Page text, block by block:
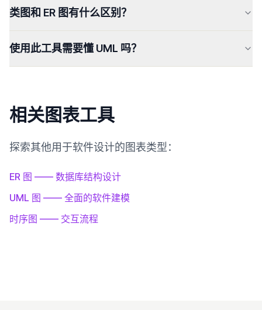
类图和 ER 图有什么区别？
使用此工具需要懂 UML 吗？
相关图表工具
探索其他用于软件设计的图表类型：
ER 图 —— 数据库结构设计
UML 图 —— 全面的软件建模
时序图 —— 交互流程